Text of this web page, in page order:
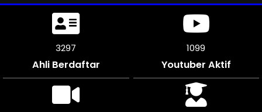
3654
Ahli Berdaftar
1218
Youtuber Aktif